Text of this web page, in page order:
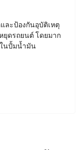
ละป้องกันอุบัติเหตุ
ยุดรถยนต์ โดยมาก
นปั้มน้ำมัน